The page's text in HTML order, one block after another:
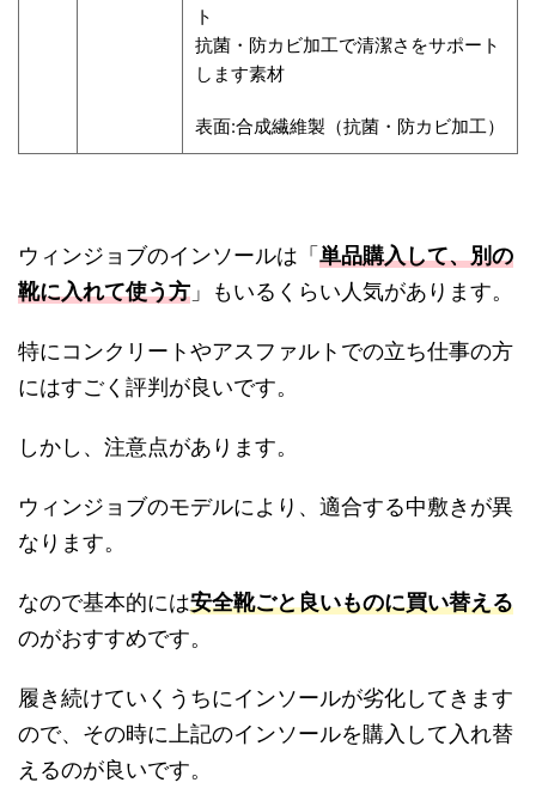
ト
抗菌・防カビ加工で清潔さをサポート
します素材
表面:合成繊維製（抗菌・防カビ加工）
ウィンジョブのインソールは「 単品購入して、別の
靴に入れて使う方 」もいるくらい人気があります。
特にコンクリートやアスファルトでの立ち仕事の方
にはすごく評判が良いです。
しかし、注意点があります。
ウィンジョブのモデルにより、適合する中敷きが異
なります。
なので基本的には安全靴ごと良いものに買い替える
のがおすすめです。
履き続けていくうちにインソールが劣化してきます
ので、その時に上記のインソールを購入して入れ替
えるのが良いです。